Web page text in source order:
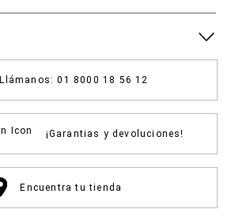
Llámanos: 01 8000 18 56 12
¡Garantias y devoluciones!
Encuentra tu tienda